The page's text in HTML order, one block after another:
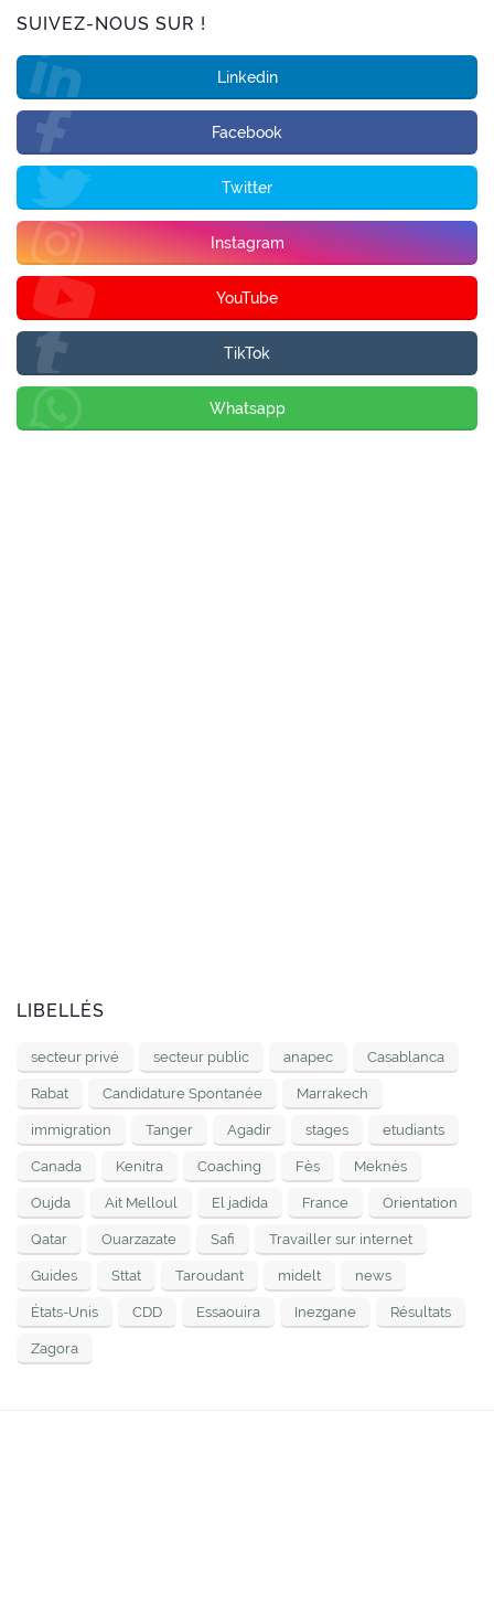
SUIVEZ-NOUS SUR !
Linkedin
Facebook
Twitter
Instagram
YouTube
TikTok
Whatsapp
LIBELLÉS
secteur privé secteur public anapec Casablanca
Rabat Candidature Spontanée Marrakech
immigration Tanger Agadir stages etudiants
Canada Kenitra Coaching Fès Meknès
Oujda Ait Melloul El jadida France Orientation
Qatar Ouarzazate Safi Travailler sur internet
Guides Sttat Taroudant midelt news
États-Unis CDD Essaouira Inezgane Résultats
Zagora